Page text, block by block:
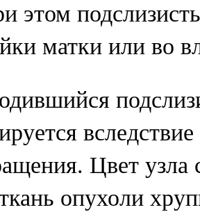
этом
матки или во
Цвет узла
опухоли